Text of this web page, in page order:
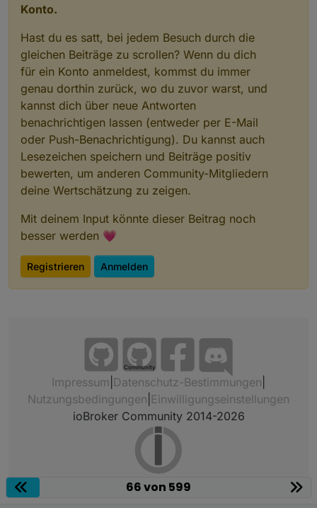
Konto.
Hast du es satt, bei jedem Besuch durch die
gleichen Beiträge zu scrollen? Wenn du dich
für ein Konto anmeldest, kommst du immer
genau dorthin zurück, wo du zuvor warst, und
kannst dich über neue Antworten
benachrichtigen lassen (entweder per E-Mail
oder Push-Benachrichtigung). Du kannst auch
Lesezeichen speichern und Beiträge positiv
bewerten, um anderen Community-Mitgliedern
deine Wertschätzung zu zeigen.
Mit deinem Input könnte dieser Beitrag noch
besser werden 💗
Registrieren Anmelden
Community
Impressum Datenschutz-Bestimmungen
Nutzungsbedingungen Einwilligungseinstellungen
ioBroker Community 2014-2026
66 von 599